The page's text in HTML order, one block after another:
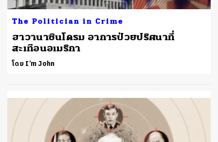
The Politician in Crime
ฮาวานาซินโดรม อาการป่วยปริศนาที่
สะเทือนอเมริกา
โดย I’m John